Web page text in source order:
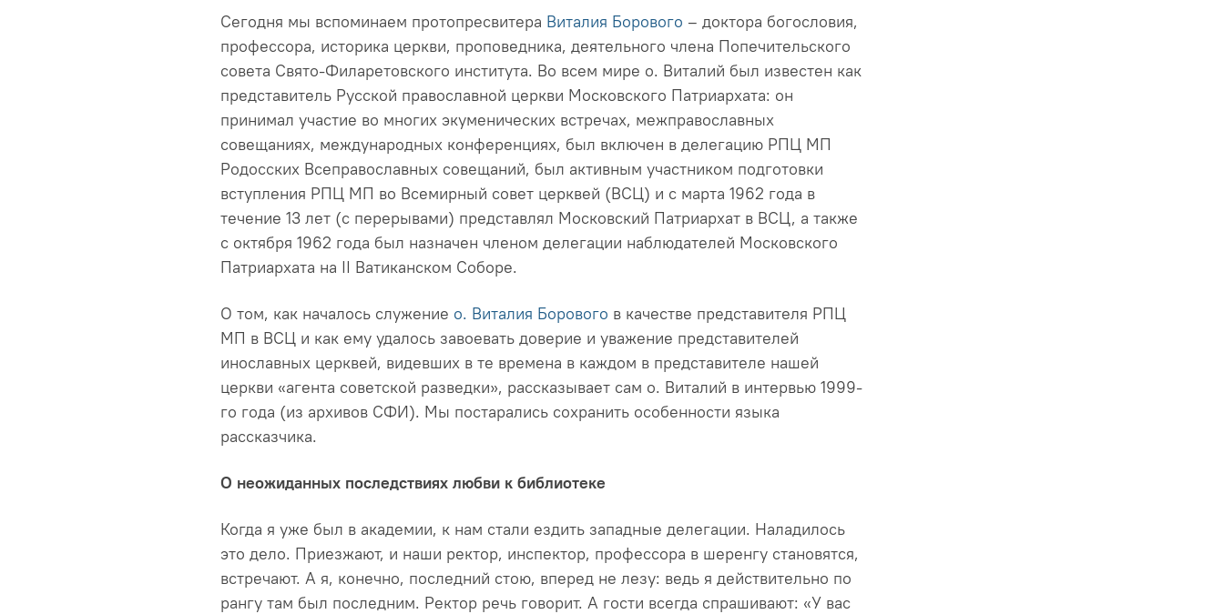
Сегодня мы вспоминаем протопресвитера Виталия Борового – доктора богословия,
профессора, историка церкви, проповедника, деятельного члена Попечительского
совета Свято-Филаретовского института. Во всем мире о. Виталий был известен как
представитель Русской православной церкви Московского Патриархата: он
принимал участие во многих экуменических встречах, межправославных
совещаниях, международных конференциях, был включен в делегацию РПЦ МП
Родосских Всеправославных совещаний, был активным участником подготовки
вступления РПЦ МП во Всемирный совет церквей (ВСЦ) и с марта 1962 года в
течение 13 лет (с перерывами) представлял Московский Патриархат в ВСЦ, а также
с октября 1962 года был назначен членом делегации наблюдателей Московского
Патриархата на II Ватиканском Соборе.
О том, как началось служение о. Виталия Борового в качестве представителя РПЦ
МП в ВСЦ и как ему удалось завоевать доверие и уважение представителей
инославных церквей, видевших в те времена в каждом в представителе нашей
церкви «агента советской разведки», рассказывает сам о. Виталий в интервью 1999-
го года (из архивов СФИ). Мы постарались сохранить особенности языка
рассказчика.
О неожиданных последствиях любви к библиотеке
Когда я уже был в академии, к нам стали ездить западные делегации. Наладилось
это дело. Приезжают, и наши ректор, инспектор, профессора в шеренгу становятся,
встречают. А я, конечно, последний стою, вперед не лезу: ведь я действительно по
рангу там был последним. Ректор речь говорит. А гости всегда спрашивают: «У вас